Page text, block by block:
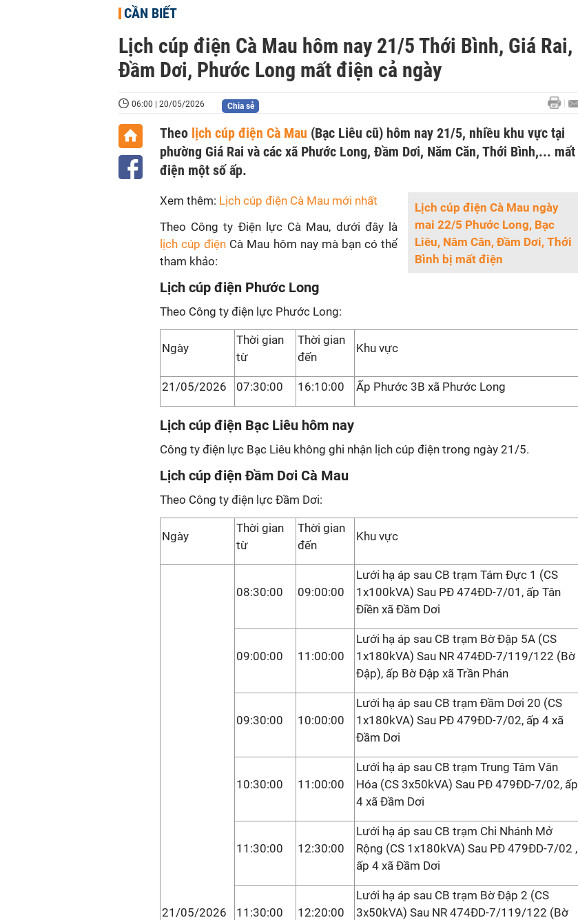
CẦN BIẾT
Lịch cúp điện Cà Mau hôm nay 21/5 Thới Bình, Giá Rai,
Đầm Dơi, Phước Long mất điện cả ngày
06:00 | 20/05/2026 Chia sẻ
Theo lịch cúp điện Cà Mau (Bạc Liêu cũ) hôm nay 21/5, nhiều khu vực tại
phường Giá Rai và các xã Phước Long, Đầm Dơi, Năm Căn, Thới Bình,... mất
điện một số ấp.
Lịch cúp điện Cà Mau ngày
mai 22/5 Phước Long, Bạc
Liêu, Năm Căn, Đầm Dơi, Thới
Bình bị mất điện
Xem thêm: Lịch cúp điện Cà Mau mới nhất
Theo Công ty Điện lực Cà Mau, dưới đây là
lịch cúp điện Cà Mau hôm nay mà bạn có thể
tham khảo:
Lịch cúp điện Phước Long
Theo Công ty điện lực Phước Long:
Ngày
Thời gian
từ
Thời gian
đến
Khu vực
21/05/2026 07:30:00 16:10:00 Ấp Phước 3B xã Phước Long
Lịch cúp điện Bạc Liêu hôm nay
Công ty điện lực Bạc Liêu không ghi nhận lịch cúp điện trong ngày 21/5.
Lịch cúp điện Đầm Dơi Cà Mau
Theo Công ty điện lực Đầm Dơi:
Ngày
Thời gian
từ
Thời gian
đến
Khu vực
21/05/2026
08:30:00 09:00:00
Lưới hạ áp sau CB trạm Tám Đực 1 (CS
1x100kVA) Sau PĐ 474ĐD-7/01, ấp Tân
Điền xã Đầm Dơi
09:00:00 11:00:00
Lưới hạ áp sau CB trạm Bờ Đập 5A (CS
1x180kVA) Sau NR 474ĐD-7/119/122 (Bờ
Đập), ấp Bờ Đập xã Trần Phán
09:30:00 10:00:00
Lưới hạ áp sau CB trạm Đầm Dơi 20 (CS
1x180kVA) Sau PĐ 479ĐD-7/02, ấp 4 xã
Đầm Dơi
10:30:00 11:00:00
Lưới hạ áp sau CB trạm Trung Tâm Văn
Hóa (CS 3x50kVA) Sau PĐ 479ĐD-7/02, ấp
4 xã Đầm Dơi
11:30:00 12:30:00
Lưới hạ áp sau CB trạm Chi Nhánh Mở
Rộng (CS 1x180kVA) Sau PĐ 479ĐD-7/02 ,
ấp 4 xã Đầm Dơi
11:30:00 12:20:00
Lưới hạ áp sau CB trạm Bờ Đập 2 (CS
3x50kVA) Sau NR 474ĐD-7/119/122 (Bờ